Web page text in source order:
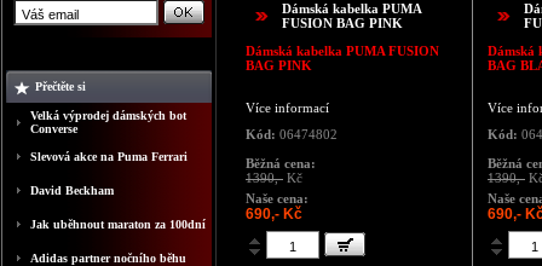
Přečtěte si
Velká výprodej dámských bot
Converse
Slevová akce na Puma Ferrari
David Beckham
Jak uběhnout maraton za 100dní
Adidas partner nočního běhu
Dámská kabelka PUMA
FUSION BAG PINK
Dámská kabelka PUMA FUSION
BAG PINK
Více informací
Kód: 06474802
Běžná cena:
1390,- Kč
Naše cena:
690,- Kč
Dámská
BAG
Více
Kód:
Běžná
1390,-
Naše
690,-